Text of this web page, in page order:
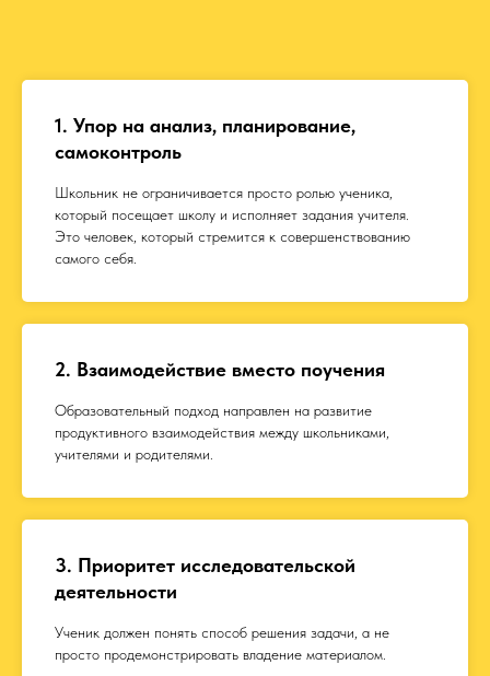
1. Упор на анализ, планирование,
самоконтроль
Школьник не ограничивается просто ролью ученика,
который посещает школу и исполняет задания учителя.
Это человек, который стремится к совершенствованию
самого себя.
2. Взаимодействие вместо поучения
Образовательный подход направлен на развитие
продуктивного взаимодействия между школьниками,
учителями и родителями.
3. Приоритет исследовательской
деятельности
Ученик должен понять способ решения задачи, а не
просто продемонстрировать владение материалом.